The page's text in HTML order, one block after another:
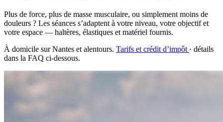
Plus de force, plus de masse musculaire, ou simplement moins de
douleurs ? Les séances s’adaptent à votre niveau, votre objectif et
votre espace — haltères, élastiques et matériel fournis.
À domicile sur Nantes et alentours. Tarifs et crédit d’impôt · détails
dans la FAQ ci-dessous.